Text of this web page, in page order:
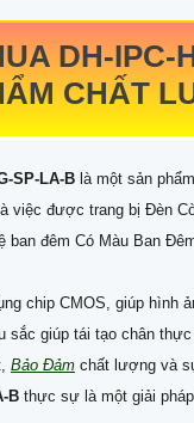
DH-IPC-
CHẤT
SP-LA-B là một sản
việc được trang bị Đèn
ban đêm Có Màu Ban
chip CMOS, giúp hình
sắc giúp tái tạo chân
Bảo Đảm chất lượng và
B thực sự là một giải